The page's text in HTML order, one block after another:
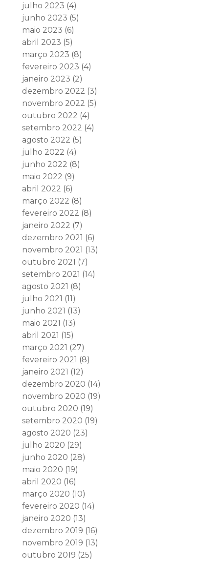
julho 2023 (4)
junho 2023 (5)
maio 2023 (6)
abril 2023 (5)
março 2023 (8)
fevereiro 2023 (4)
janeiro 2023 (2)
dezembro 2022 (3)
novembro 2022 (5)
outubro 2022 (4)
setembro 2022 (4)
agosto 2022 (5)
julho 2022 (4)
junho 2022 (8)
maio 2022 (9)
abril 2022 (6)
março 2022 (8)
fevereiro 2022 (8)
janeiro 2022 (7)
dezembro 2021 (6)
novembro 2021 (13)
outubro 2021 (7)
setembro 2021 (14)
agosto 2021 (8)
julho 2021 (11)
junho 2021 (13)
maio 2021 (13)
abril 2021 (15)
março 2021 (27)
fevereiro 2021 (8)
janeiro 2021 (12)
dezembro 2020 (14)
novembro 2020 (19)
outubro 2020 (19)
setembro 2020 (19)
agosto 2020 (23)
julho 2020 (29)
junho 2020 (28)
maio 2020 (19)
abril 2020 (16)
março 2020 (10)
fevereiro 2020 (14)
janeiro 2020 (13)
dezembro 2019 (16)
novembro 2019 (13)
outubro 2019 (25)